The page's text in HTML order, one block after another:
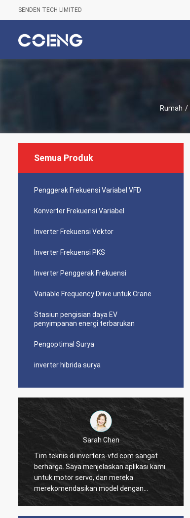
SENDEN TECH LIMITED
Rumah /
Semua Produk
Penggerak Frekuensi Variabel VFD
Konverter Frekuensi Variabel
Inverter Frekuensi Vektor
Inverter Frekuensi PKS
Inverter Penggerak Frekuensi
Variable Frequency Drive untuk Crane
Stasiun pengisian daya EV
penyimpanan energi terbarukan
Pengoptimal Surya
inverter hibrida surya
Sarah Chen
Tim teknis di inverters-vfd.com sangat
berharga. Saya menjelaskan aplikasi kami
untuk motor servo, dan mereka
merekomendasikan model dengan
respons dinamis yang unggul.